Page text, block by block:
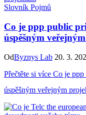
Slovník Pojmů
Co je ppp public
úspěšným
OdByznys Lab 20. 3.
Přečtěte si více Co je
úspěšným veřejným